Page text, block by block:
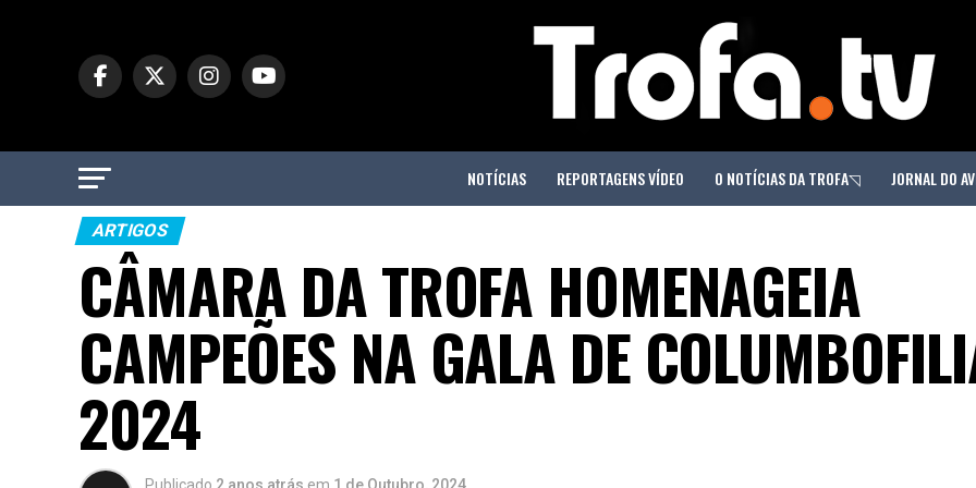
NOTÍCIAS REPORTAGENS VÍDEO O NOTÍCIAS DA TROFA◹ JORNAL DO
ARTIGOS
CÂMARA DA TROFA HOMENAGEIA
CAMPEÕES NA GALA DE
2024